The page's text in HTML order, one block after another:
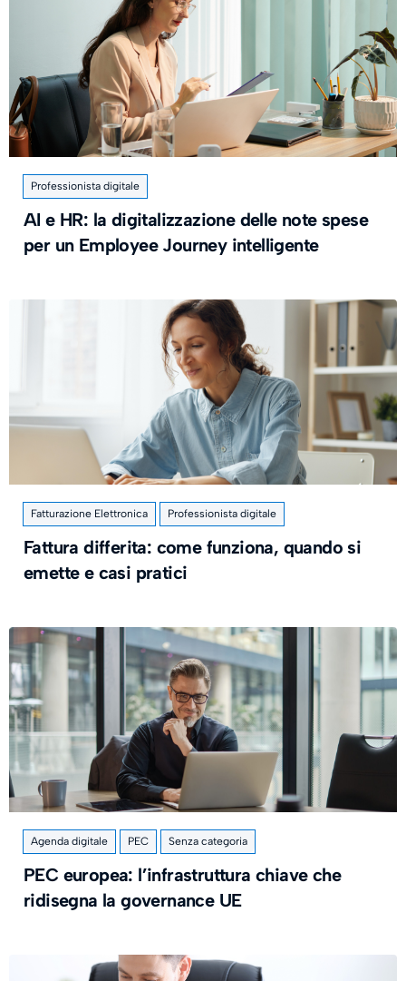
Professionista digitale
AI e HR: la digitalizzazione delle note spese
per un Employee Journey intelligente
Fatturazione Elettronica Professionista digitale
Fattura differita: come funziona, quando si
emette e casi pratici
Agenda digitale PEC Senza categoria
PEC europea: l’infrastruttura chiave che
ridisegna la governance UE